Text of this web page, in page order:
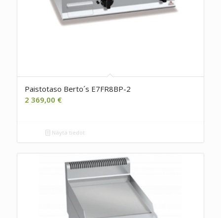
Paistotaso Berto´s E7FR8BP-2
2 369,00 €
Näytä tiedot